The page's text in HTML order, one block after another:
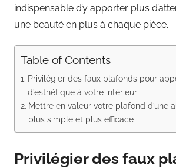
indispensable d’y apporter plus
une beauté en plus à chaque pièce.
Table of Contents
Privilégier des faux plafonds pour
d’esthétique à votre intérieur
Mettre en valeur votre plafond d’une
plus simple et plus efficace
Privilégier des faux